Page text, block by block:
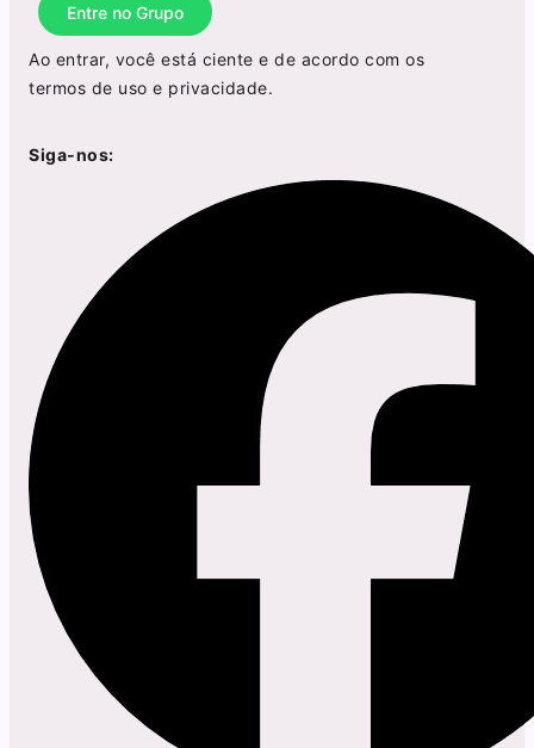
Entre no Grupo
Ao entrar, você está ciente e de acordo com os
termos de uso e privacidade.
Siga-nos: